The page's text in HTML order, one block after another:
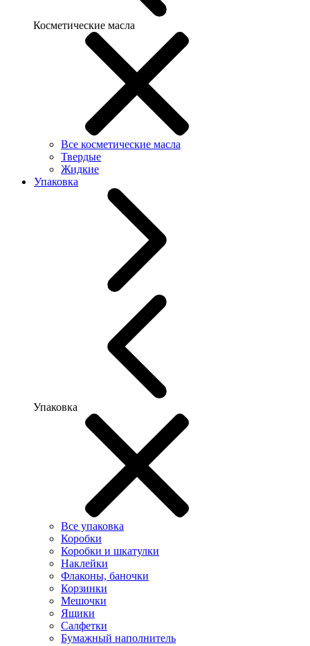
Косметические масла
Все косметические масла
Твердые
Жидкие
Упаковка
Упаковка
Все упаковка
Коробки
Коробки и шкатулки
Наклейки
Флаконы, баночки
Корзинки
Мешочки
Ящики
Салфетки
Бумажный наполнитель